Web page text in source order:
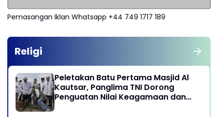
Pemasangan Iklan Whatsapp +44 749 1717 189
Religi
Peletakan Batu Pertama Masjid Al
Kautsar, Panglima TNI Dorong
Penguatan Nilai Keagamaan dan